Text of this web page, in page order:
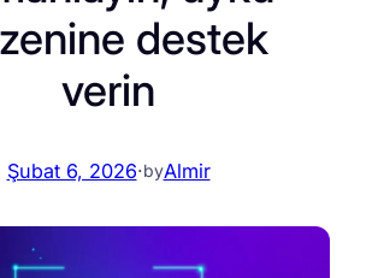
destek
verin
Şubat 6, 2026·byAlmir